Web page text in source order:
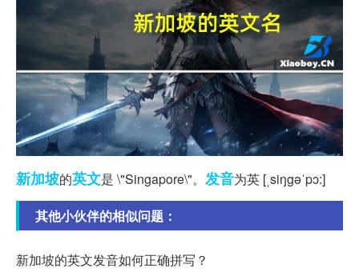
新加坡的英文是 \"Singapore\"。 发音为英 [ˌsiŋgəˈpɔ:]
其他小伙伴的相似问题：
新加坡的英文发音如何正确拼写？